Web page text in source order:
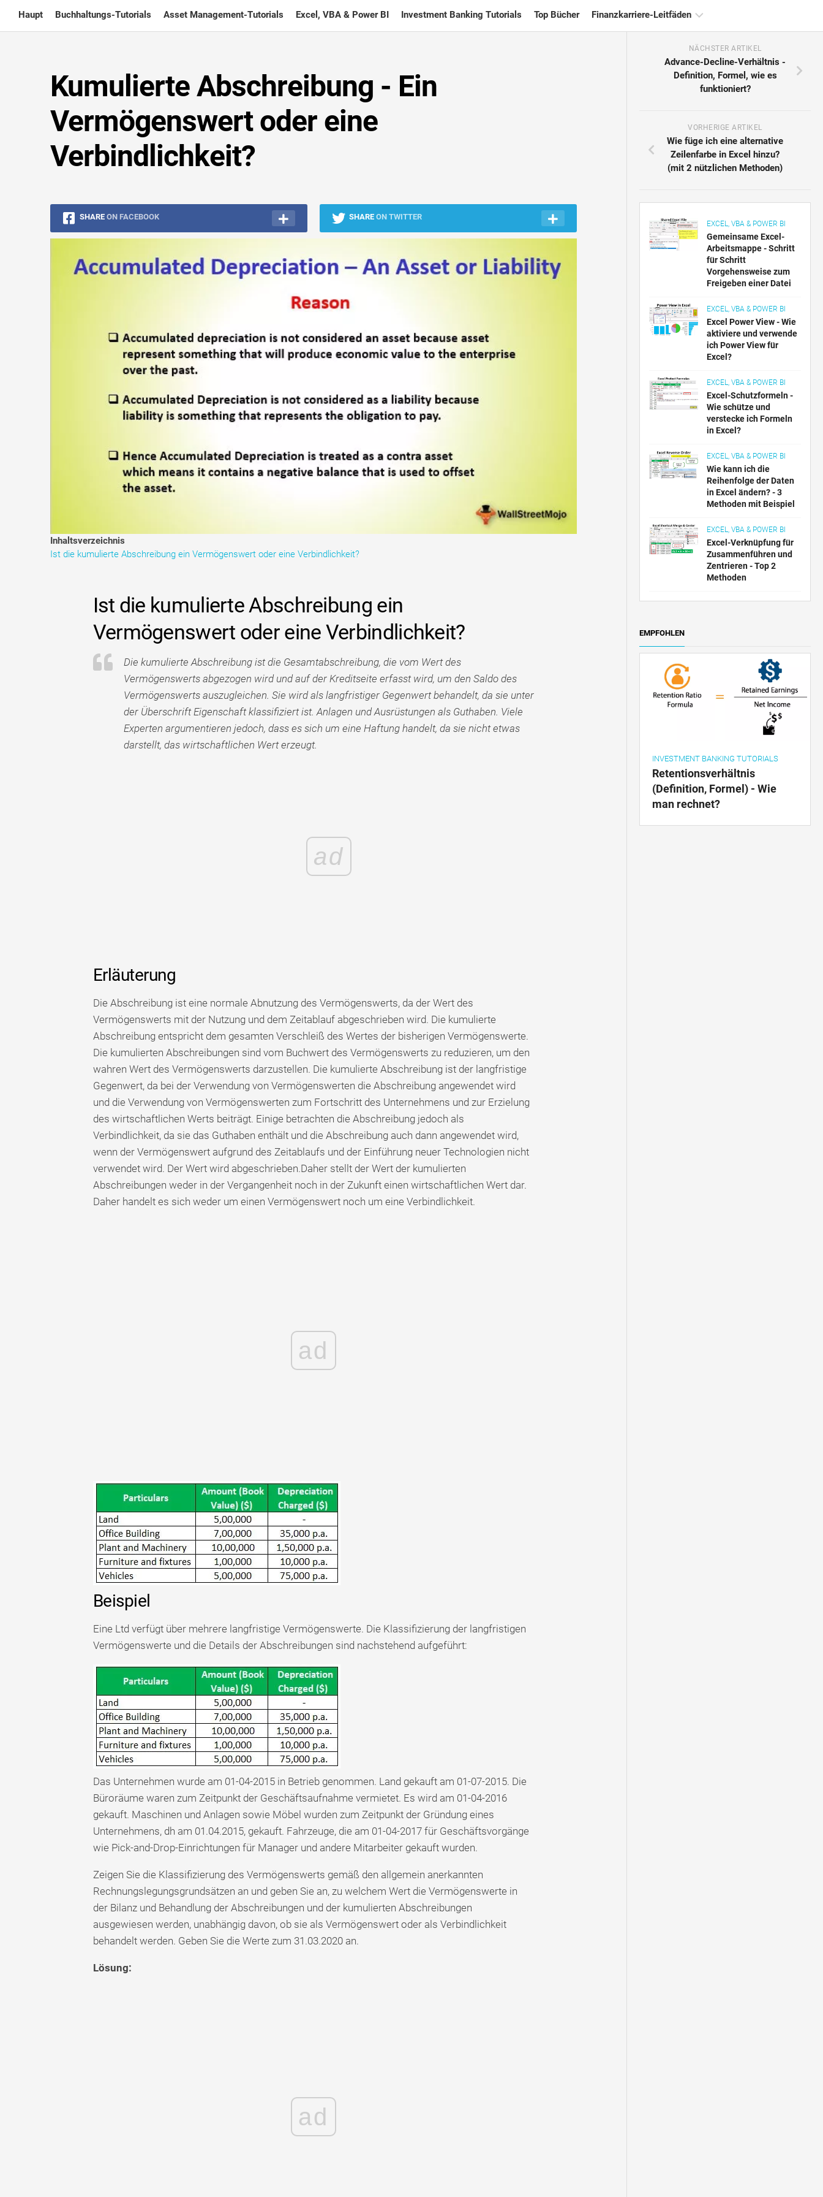
content
Haupt Buchhaltungs-Tutorials Asset Management-Tutorials Excel, VBA & Power BI Investment Banking Tutorials Top Bücher Finanzkarriere-Leitfäden
Finanzmodellierung
Risikomanagement-
Kumulierte Abschreibung - Ein
Vermögenswert oder eine
Verbindlichkeit?
SHARE ON FACEBOOK SHARE ON TWITTER
Inhaltsverzeichnis
Ist die kumulierte Abschreibung ein Vermögenswert oder eine Verbindlichkeit?
Ist die kumulierte Abschreibung ein
Vermögenswert oder eine Verbindlichkeit?
Die kumulierte Abschreibung ist die Gesamtabschreibung, die vom Wert des
Vermögenswerts abgezogen wird und auf der Kreditseite erfasst wird, um den Saldo des
Vermögenswerts auszugleichen. Sie wird als langfristiger Gegenwert behandelt, da sie unter
der Überschrift Eigenschaft klassifiziert ist. Anlagen und Ausrüstungen als Guthaben. Viele
Experten argumentieren jedoch, dass es sich um eine Haftung handelt, da sie nicht etwas
darstellt, das wirtschaftlichen Wert erzeugt.
ad
Erläuterung
Die Abschreibung ist eine normale Abnutzung des Vermögenswerts, da der Wert des
Vermögenswerts mit der Nutzung und dem Zeitablauf abgeschrieben wird. Die kumulierte
Abschreibung entspricht dem gesamten Verschleiß des Wertes der bisherigen Vermögenswerte.
Die kumulierten Abschreibungen sind vom Buchwert des Vermögenswerts zu reduzieren, um den
wahren Wert des Vermögenswerts darzustellen. Die kumulierte Abschreibung ist der langfristige
Gegenwert, da bei der Verwendung von Vermögenswerten die Abschreibung angewendet wird
und die Verwendung von Vermögenswerten zum Fortschritt des Unternehmens und zur Erzielung
des wirtschaftlichen Werts beiträgt. Einige betrachten die Abschreibung jedoch als
Verbindlichkeit, da sie das Guthaben enthält und die Abschreibung auch dann angewendet wird,
wenn der Vermögenswert aufgrund des Zeitablaufs und der Einführung neuer Technologien nicht
verwendet wird. Der Wert wird abgeschrieben.Daher stellt der Wert der kumulierten
Abschreibungen weder in der Vergangenheit noch in der Zukunft einen wirtschaftlichen Wert dar.
Daher handelt es sich weder um einen Vermögenswert noch um eine Verbindlichkeit.
ad
Beispiel
Eine Ltd verfügt über mehrere langfristige Vermögenswerte. Die Klassifizierung der langfristigen
Vermögenswerte und die Details der Abschreibungen sind nachstehend aufgeführt:
Das Unternehmen wurde am 01-04-2015 in Betrieb genommen. Land gekauft am 01-07-2015. Die
Büroräume waren zum Zeitpunkt der Geschäftsaufnahme vermietet. Es wird am 01-04-2016
gekauft. Maschinen und Anlagen sowie Möbel wurden zum Zeitpunkt der Gründung eines
Unternehmens, dh am 01.04.2015, gekauft. Fahrzeuge, die am 01-04-2017 für Geschäftsvorgänge
wie Pick-and-Drop-Einrichtungen für Manager und andere Mitarbeiter gekauft wurden.
Zeigen Sie die Klassifizierung des Vermögenswerts gemäß den allgemein anerkannten
Rechnungslegungsgrundsätzen an und geben Sie an, zu welchem ​​Wert die Vermögenswerte in
der Bilanz und Behandlung der Abschreibungen und der kumulierten Abschreibungen
ausgewiesen werden, unabhängig davon, ob sie als Vermögenswert oder als Verbindlichkeit
behandelt werden. Geben Sie die Werte zum 31.03.2020 an.
Lösung:
ad
NÄCHSTER ARTIKEL
Advance-Decline-Verhältnis -
Definition, Formel, wie es
funktioniert?
VORHERIGE ARTIKEL
Wie füge ich eine alternative
Zeilenfarbe in Excel hinzu?
(mit 2 nützlichen Methoden)
EXCEL, VBA & POWER BI
Gemeinsame Excel-
Arbeitsmappe - Schritt
für Schritt
Vorgehensweise zum
Freigeben einer Datei
EXCEL, VBA & POWER BI
Excel Power View - Wie
aktiviere und verwende
ich Power View für
Excel?
EXCEL, VBA & POWER BI
Excel-Schutzformeln -
Wie schütze und
verstecke ich Formeln
in Excel?
EXCEL, VBA & POWER BI
Wie kann ich die
Reihenfolge der Daten
in Excel ändern? - 3
Methoden mit Beispiel
EXCEL, VBA & POWER BI
Excel-Verknüpfung für
Zusammenführen und
Zentrieren - Top 2
Methoden
EMPFOHLEN
INVESTMENT BANKING TUTORIALS
Retentionsverhältnis
(Definition, Formel) - Wie
man rechnet?